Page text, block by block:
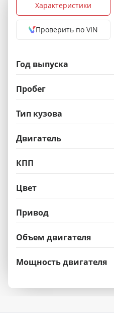
Характеристики
Проверить по VIN
Год выпуска
Пробег
Тип кузова
Двигатель
КПП
Цвет
Привод
Объем двигателя
Мощность двигателя